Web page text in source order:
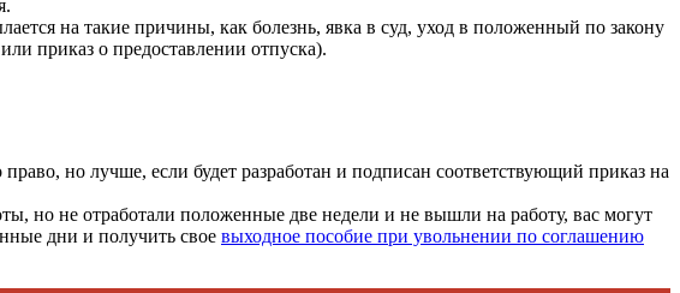
на такие причины, как болезнь, явка в суд, уход в положенный по закону
приказ о предоставлении отпуска).
но лучше, если будет разработан и подписан соответствующий приказ на
но не отработали положенные две недели и не вышли на работу, вас могут
дни и получить свое выходное пособие при увольнении по соглашению